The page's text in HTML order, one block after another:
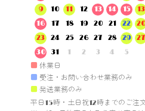
9
10 11 12 13 14
15
16
17 18 19 20 21
22
23
24 25 26 27 28
29
30
31 1 2 3 4 5
13
20
27
■ 休業日
■ 受注・お問い合わせ業務のみ
■ 発送業務のみ
平日15時・土日祝12時までのご注